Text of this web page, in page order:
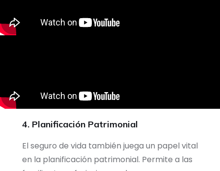
4. Planificación Patrimonial
El seguro de vida también juega un papel vital
en la planificación patrimonial. Permite a las